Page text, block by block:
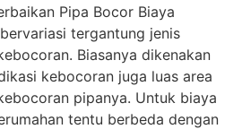
Pipa Bocor Biaya
tergantung jenis
Biasanya dikenakan
kebocoran juga luas area
pipanya. Untuk biaya
tentu berbeda dengan